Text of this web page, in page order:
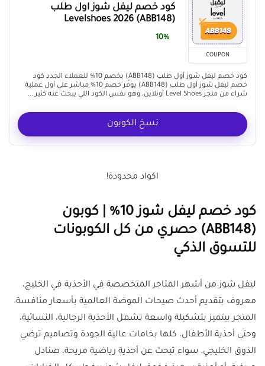
COUPON
كود خصم ليفل شوز اول طلب
(ABB148) Levelshoes 2026
10%
كود خصم ليفل شوز أول طلب (ABB148) بخصم 10% للعملاء الجدد كود
خصم ليفل شوز أول طلب (ABB148) يوفّر خصم 10% مباشر على أول عملية
شراء من متجر Level Shoes أونلاين، وهو نفس الكود اللي يبحث عنه كثير ...
نسخ الكوبون
اكواد محدودة!
كود خصم ليفل شوز 10% | كوبون
(ABB148) حصري من كل الكوبونات
للتسوق الذكي
ليفل شوز من أشهر المتاجر المتخصصة في الأحذية في الخليج،
معروف بتقديم أحدث صيحات الموضة العالمية بأسعار منافسة.
المتجر بيتميز بتشكيلة واسعة تشمل الأحذية الرجالية، النسائية،
وحتى أحذية الأطفال، كلها بخامات عالية الجودة وتصاميم ترضي
الذوق الخليجي. سواء تبحث عن أحذية رياضية مريحة، صنادل